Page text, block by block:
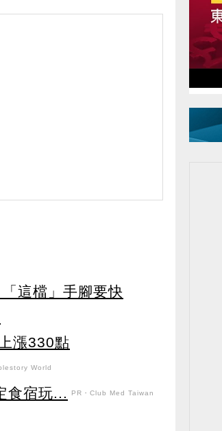
這檔」手腳要快
漲330點
World
食宿玩... PR・Club Med Taiwan